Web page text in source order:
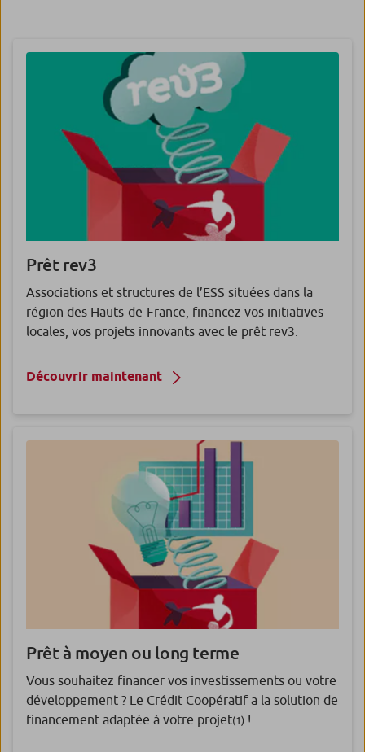
Prêt rev3
Associations et structures de l’ESS situées dans la
région des Hauts-de-France, financez vos initiatives
locales, vos projets innovants avec le prêt rev3.
Découvrir maintenant
Prêt à moyen ou long terme
Vous souhaitez financer vos investissements ou votre
développement ? Le Crédit Coopératif a la solution de
financement adaptée à votre projet(1) !